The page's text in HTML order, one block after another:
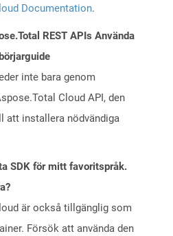
Documentation.
REST APIs Använda
inte bara genom
Cloud API, den
att installera nödvändiga
SDK för mitt favoritspråk.
är också tillgänglig som
Försök att använda den